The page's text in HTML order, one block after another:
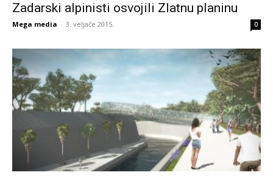
Zadarski alpinisti osvojili Zlatnu planinu
Mega media - 3. veljače 2015. 0